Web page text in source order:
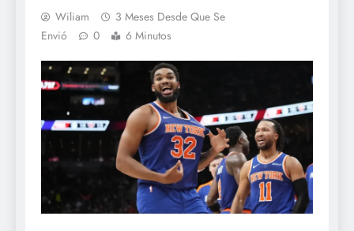
Wiliam
3 Meses Desde Que Se
Envió
0 6 Minutos